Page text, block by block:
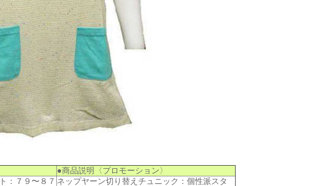
●商品説明〈プロモーション〉
７９〜８７ ネップヤーン切り替えチュニック：個性派スタ